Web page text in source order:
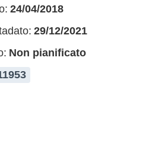
24/04/2018
29/12/2021
Non pianificato